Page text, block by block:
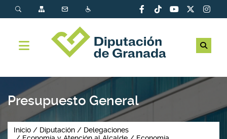
Presupuesto General
Inicio Diputación
Delegaciones